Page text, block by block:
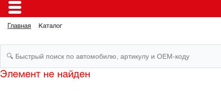
Главная Каталог
Элемент не найден